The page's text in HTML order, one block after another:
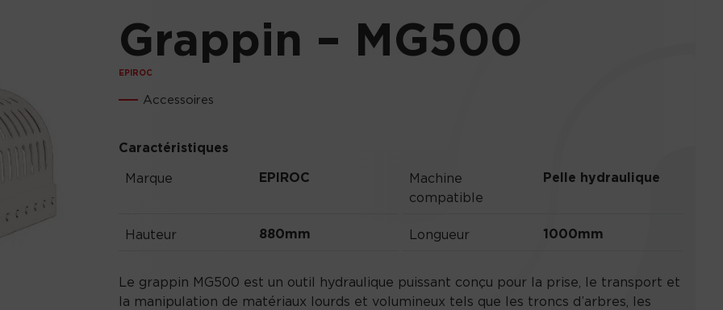
Grappin – MG500
EPIROC
Accessoires
Caractéristiques
Marque EPIROC
Machine
compatible
Pelle hydraulique
Hauteur 880mm Longueur 1000mm
Le grappin MG500 est un outil hydraulique puissant conçu pour la prise, le transport et
la manipulation de matériaux lourds et volumineux tels que les troncs d’arbres, les